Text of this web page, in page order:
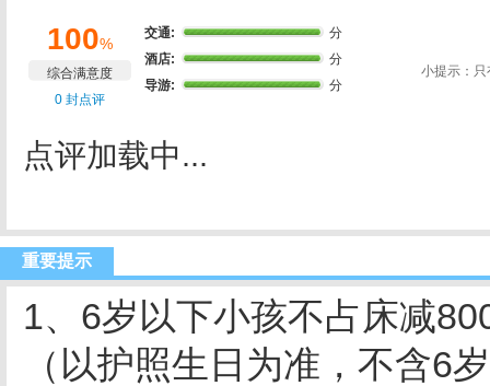
100%
综合满意度
0 封点评
交通:
分
酒店:
分
导游:
分
小提示：
点评加载中...
重要提示
1、6岁以下小孩不占床减
（以护照生日为准，不含6